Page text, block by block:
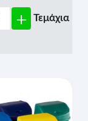
+ Τεμάχια